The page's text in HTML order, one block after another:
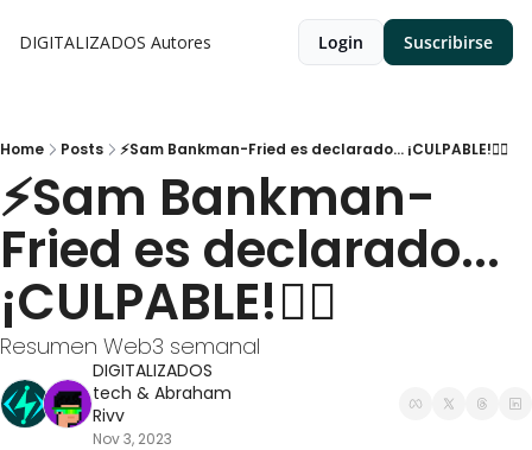
DIGITALIZADOS Autores Login Suscribirse
Home Posts ⚡Sam Bankman-Fried es declarado... ¡CULPABLE!👩‍⚖
⚡Sam Bankman-
Fried es declarado...
¡CULPABLE!👩‍⚖
Resumen Web3 semanal
DIGITALIZADOS
tech & Abraham
Rivv
Nov 3, 2023